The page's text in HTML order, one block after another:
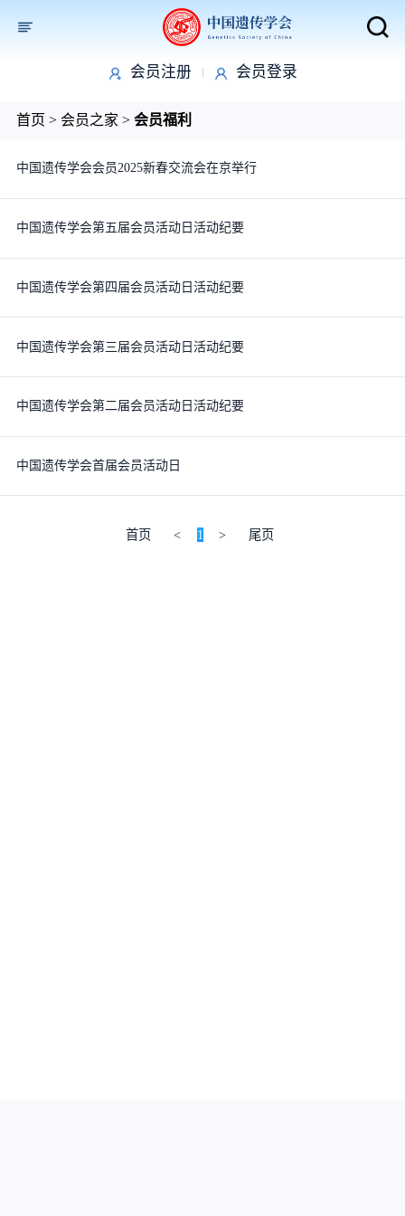
会员注册 会员登录
首页 > 会员之家 > 会员福利
中国遗传学会会员2025新春交流会在京举行
中国遗传学会第五届会员活动日活动纪要
中国遗传学会第四届会员活动日活动纪要
中国遗传学会第三届会员活动日活动纪要
中国遗传学会第二届会员活动日活动纪要
中国遗传学会首届会员活动日
首页 < 1 > 尾页